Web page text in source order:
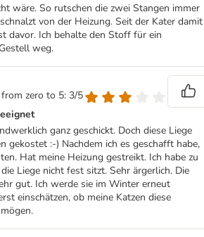
wäre. So rutschen die zwei Stangen immer
von der Heizung. Seit der Kater damit
davor. Ich behalte den Stoff für ein
weg.
zero to 5: 3/5
ganz geschickt. Doch diese Liege
gekostet :-) Nachdem ich es geschafft habe,
Hat meine Heizung gestreikt. Ich habe zu
Liege nicht fest sitzt. Sehr ärgerlich. Die
gut. Ich werde sie im Winter erneut
einschätzen, ob meine Katzen diese